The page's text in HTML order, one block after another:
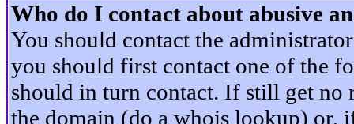
Who do I contact about abusive
You should contact the
you should first contact one of the
should in turn contact. If still get no
the domain (do a whois lookup) or,